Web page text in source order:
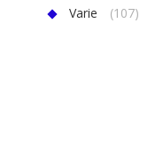
Varie
(107)